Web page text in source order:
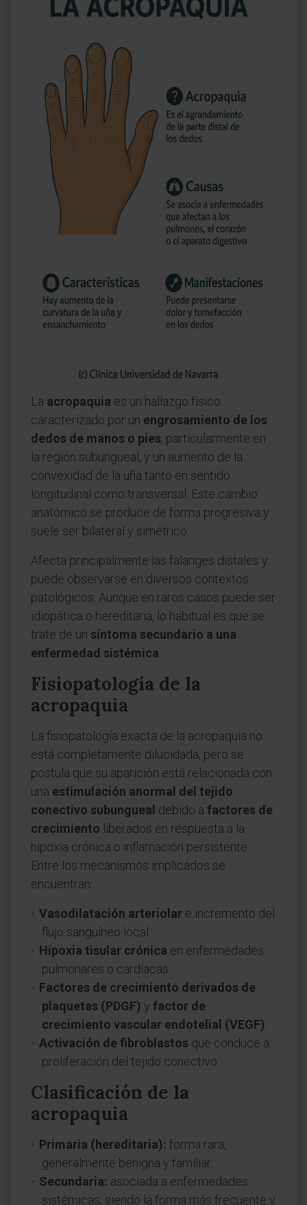
La acropaquia es un hallazgo físico
caracterizado por un engrosamiento de los
dedos de manos o pies, particularmente en
la región subungueal, y un aumento de la
convexidad de la uña tanto en sentido
longitudinal como transversal. Este cambio
anatómico se produce de forma progresiva y
suele ser bilateral y simétrico.
Afecta principalmente las falanges distales y
puede observarse en diversos contextos
patológicos. Aunque en raros casos puede ser
idiopática o hereditaria, lo habitual es que se
trate de un síntoma secundario a una
enfermedad sistémica
Fisiopatología de la
acropaquia
La fisiopatología exacta de la acropaquia no
está completamente dilucidada, pero se
postula que su aparición está relacionada con
una estimulación anormal del tejido
conectivo subungueal debido a factores de
crecimiento liberados en respuesta a la
hipoxia crónica o inflamación persistente.
Entre los mecanismos implicados se
encuentran:
Vasodilatación arteriolar e incremento del
flujo sanguíneo local.
Hipoxia tisular crónica en enfermedades
pulmonares o cardíacas.
Factores de crecimiento derivados de
plaquetas (PDGF) y factor de
crecimiento vascular endotelial (VEGF)
Activación de fibroblastos que conduce a
proliferación del tejido conectivo.
Clasificación de la
acropaquia
Primaria (hereditaria): forma rara,
generalmente benigna y familiar.
Secundaria: asociada a enfermedades
sistémicas, siendo la forma más frecuente y